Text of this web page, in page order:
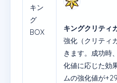
キン
グ
BOX
キングクリティ
強化（クリティ
きます。成功時
化値に応じた効
ムの強化値が